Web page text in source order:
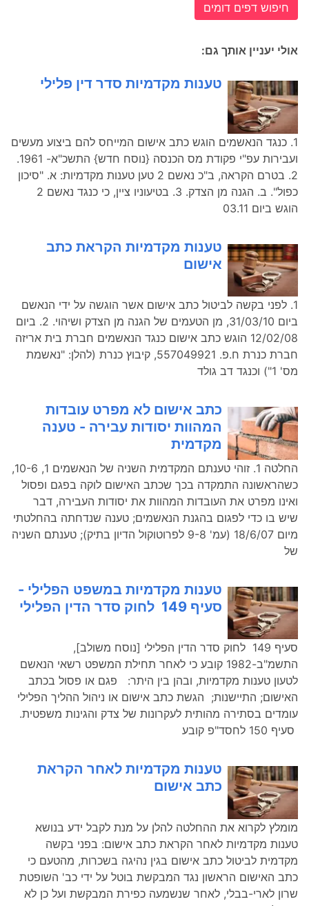
חיפוש דפים דומים
אולי יעניין אותך גם:
טענות מקדמיות סדר דין פלילי
1. כנגד הנאשמים הוגש כתב אישום המייחס להם ביצוע מעשים
ועבירות עפ"י פקודת מס הכנסה {נוסח חדש} התשכ"א- 1961.
2. בטרם הקראה, ב"כ נאשם 2 טען טענות מקדמיות: א. "סיכון
כפול". ב. הגנה מן הצדק. 3. בטיעוניו ציין, כי כנגד נאשם 2
הוגש ביום 03.11
טענות מקדמיות הקראת כתב
אישום
1. לפני בקשה לביטול כתב אישום אשר הוגשה על ידי הנאשם
ביום 31/03/10, מן הטעמים של הגנה מן הצדק ושיהוי. 2. ביום
12/02/08 הוגש כתב אישום כנגד הנאשמים חברת בית אריזה
חברת כנרת ח.פ. 557049921, קיבוץ כנרת (להלן: "נאשמת
מס' 1") וכנגד דב גולד
כתב אישום לא מפרט עובדות
המהוות יסודות עבירה - טענה
מקדמית
החלטה 1. זוהי טענתם המקדמית השניה של הנאשמים 1, 10-6,
כשהראשונה התמקדה בכך שכתב האישום לוקה בפגם ופסול
ואינו מפרט את העובדות המהוות את יסודות העבירה, דבר
שיש בו כדי לפגום בהגנת הנאשמים; טענה שנדחתה בהחלטתי
מיום 18/6/07 (עמ' 9-8 לפרוטוקול הדיון בתיק); טענתם השניה
של
טענות מקדמיות במשפט הפלילי -
סעיף 149 לחוק סדר הדין הפלילי
סעיף 149 לחוק סדר הדין הפלילי [נוסח משולב],
התשמ"ב-1982 קובע כי לאחר תחילת המשפט רשאי הנאשם
לטעון טענות מקדמיות, ובהן בין היתר: פגם או פסול בכתב
האישום; התיישנות; הגשת כתב אישום או ניהול ההליך הפלילי
עומדים בסתירה מהותית לעקרונות של צדק והגינות משפטית.
סעיף 150 לחסד"פ קובע
טענות מקדמיות לאחר הקראת
כתב אישום
מומלץ לקרוא את ההחלטה להלן על מנת לקבל ידע בנושא
טענות מקדמיות לאחר הקראת כתב אישום: בפני בקשה
מקדמית לביטול כתב אישום בגין נהיגה בשכרות, מהטעם כי
כתב האישום הראשון נגד המבקשת בוטל על ידי כב' השופטת
שרון לארי-בבלי, לאחר שנשמעה כפירת המבקשת ועל כן לא